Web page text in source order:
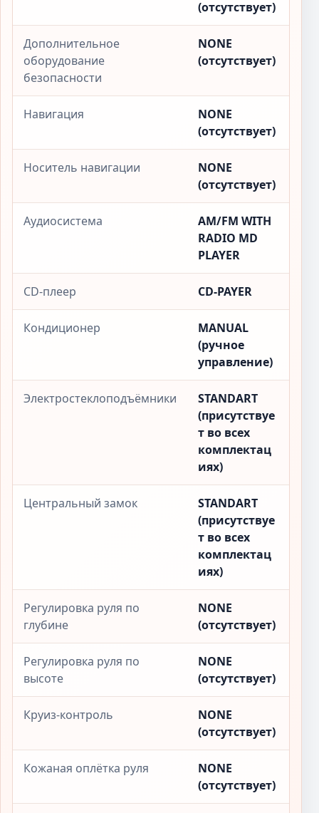
(отсутствует)
Дополнительное
оборудование
безопасности
NONE
(отсутствует)
Навигация
NONE
(отсутствует)
Носитель навигации
NONE
(отсутствует)
Аудиосистема
AM/FM WITH
RADIO MD
PLAYER
CD-плеер CD-PAYER
Кондиционер
MANUAL
(ручное
управление)
Электростеклоподъёмники
STANDART
(присутствуе
т во всех
комплектац
иях)
Центральный замок
STANDART
(присутствуе
т во всех
комплектац
иях)
Регулировка руля по
глубине
NONE
(отсутствует)
Регулировка руля по
высоте
NONE
(отсутствует)
Круиз-контроль
NONE
(отсутствует)
Кожаная оплётка руля
NONE
(отсутствует)